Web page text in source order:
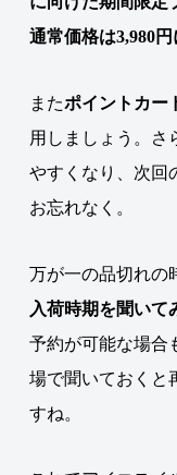
通常価格は3,980円
またポイントカー
用しましょう。さ
やすくなり、次回
お忘れなく。
万が一の品切れの
入荷時期を聞いて
予約が可能な場合
場で聞いておくと
すね。